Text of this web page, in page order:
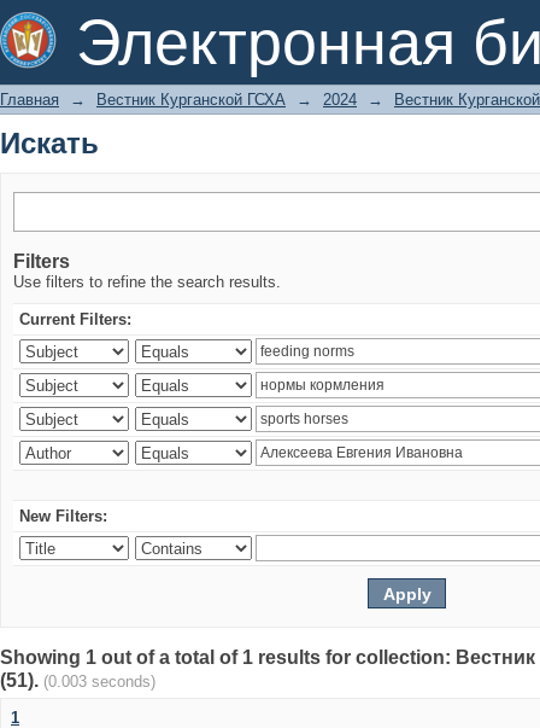
Электронная
Искать
Главная → Вестник Курганской ГСХА → 2024 → Вестник
Искать
Filters
Use filters to refine the search results.
Current Filters:
New Filters:
Showing 1 out of a total of 1 results for collection:
(51). (0.003 seconds)
1